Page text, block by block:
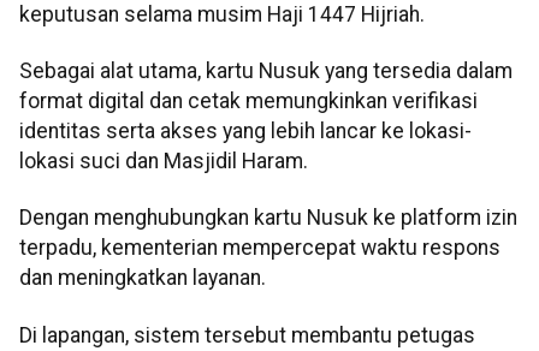
keputusan selama musim Haji 1447 Hijriah.
Sebagai alat utama, kartu Nusuk yang tersedia dalam
format digital dan cetak memungkinkan verifikasi
identitas serta akses yang lebih lancar ke lokasi-
lokasi suci dan Masjidil Haram.
Dengan menghubungkan kartu Nusuk ke platform izin
terpadu, kementerian mempercepat waktu respons
dan meningkatkan layanan.
Di lapangan, sistem tersebut membantu petugas